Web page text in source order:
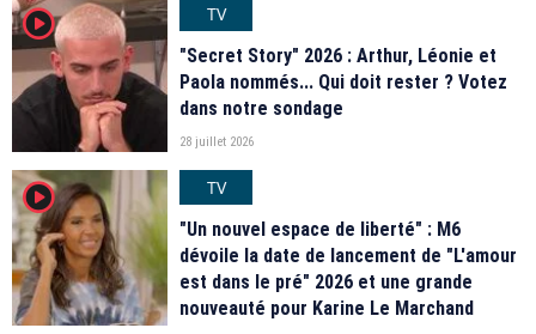
player2
TV
"Secret Story" 2026 : Arthur, Léonie et
Paola nommés... Qui doit rester ? Votez
dans notre sondage
28 juillet 2026
player2
TV
"Un nouvel espace de liberté" : M6
dévoile la date de lancement de "L'amour
est dans le pré" 2026 et une grande
nouveauté pour Karine Le Marchand